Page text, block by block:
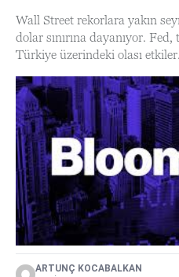
Wall Street rekorlara yakın
dolar sınırına dayanıyor.
Türkiye üzerindeki olası etkiler.
ARTUNÇ KOCABALKAN